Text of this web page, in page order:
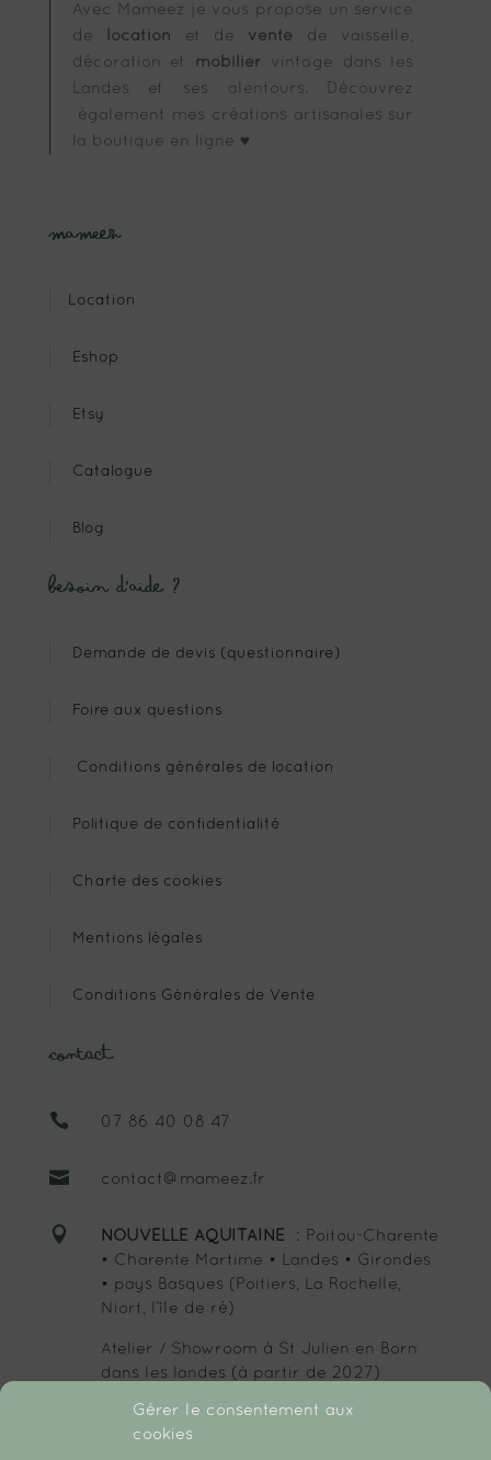
Gérer le consentement aux
cookies
Avec Mameez je vous propose un service
de
location et de vente
de vaisselle,
décoration et mobilier vintage dans les
Landes et ses alentours. Découvrez
également mes créations artisanales sur
la boutique en ligne ♥
Mameez
Location
Eshop
Etsy
Catalogue
Blog
Besoin d’aide ?
Demande de devis (questionnaire)
Foire aux questions
Conditions générales de location
Politique de confidentialité
Charte des cookies
Mentions légales
Conditions Générales de Vente
Contact
 07 86 40 08 47
 contact@mameez.fr
 NOUVELLE AQUITAINE
: Poitou-Charente
• Charente Martime • Landes • Girondes
• pays Basques (Poitiers, La Rochelle,
Niort, l’île de ré)
Atelier / Showroom à St Julien en Born
dans les landes (à partir de 2027)
SUIVEZ-MOI :